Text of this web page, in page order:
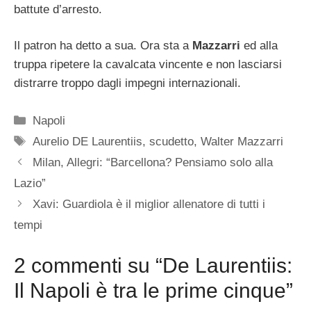
battute d’arresto.
Il patron ha detto a sua. Ora sta a Mazzarri ed alla
truppa ripetere la cavalcata vincente e non lasciarsi
distrarre troppo dagli impegni internazionali.
Categorie
Napoli
Tag
Aurelio DE Laurentiis,scudetto,Walter Mazzarri
Milan, Allegri: “Barcellona? Pensiamo solo alla
Lazio”
Xavi: Guardiola è il miglior allenatore di tutti i
tempi
2 commenti su “De Laurentiis:
Il Napoli è tra le prime cinque”